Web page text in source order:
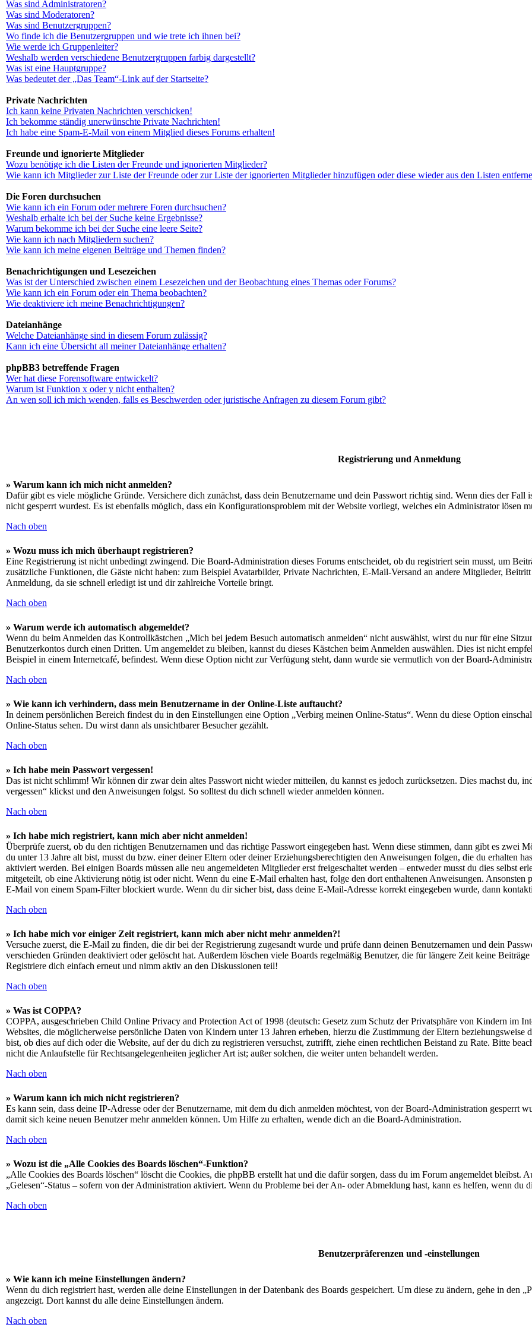
Was sind Administratoren?
Was sind Moderatoren?
Was sind Benutzergruppen?
Wo finde ich die Benutzergruppen und wie trete ich ihnen bei?
Wie werde ich Gruppenleiter?
Weshalb werden verschiedene Benutzergruppen farbig dargestellt?
Was ist eine Hauptgruppe?
Was bedeutet der „Das Team“-Link auf der Startseite?
Private Nachrichten
Ich kann keine Privaten Nachrichten verschicken!
Ich bekomme ständig unerwünschte Private Nachrichten!
Ich habe eine Spam-E-Mail von einem Mitglied dieses Forums erhalten!
Freunde und ignorierte Mitglieder
Wozu benötige ich die Listen der Freunde und ignorierten Mitglieder?
Wie kann ich Mitglieder zur Liste der Freunde oder zur Liste der ignorierten Mitglieder hinzufügen oder diese wieder aus den Listen
Die Foren durchsuchen
Wie kann ich ein Forum oder mehrere Foren durchsuchen?
Weshalb erhalte ich bei der Suche keine Ergebnisse?
Warum bekomme ich bei der Suche eine leere Seite?
Wie kann ich nach Mitgliedern suchen?
Wie kann ich meine eigenen Beiträge und Themen finden?
Benachrichtigungen und Lesezeichen
Was ist der Unterschied zwischen einem Lesezeichen und der Beobachtung eines Themas oder Forums?
Wie kann ich ein Forum oder ein Thema beobachten?
Wie deaktiviere ich meine Benachrichtigungen?
Dateianhänge
Welche Dateianhänge sind in diesem Forum zulässig?
Kann ich eine Übersicht all meiner Dateianhänge erhalten?
phpBB3 betreffende Fragen
Wer hat diese Forensoftware entwickelt?
Warum ist Funktion x oder y nicht enthalten?
An wen soll ich mich wenden, falls es Beschwerden oder juristische Anfragen zu diesem Forum gibt?
Registrierung und Anmeldung
» Warum kann ich mich nicht anmelden?
Dafür gibt es viele mögliche Gründe. Versichere dich zunächst, dass dein Benutzername und dein Passwort richtig sind. Wenn dies der
nicht gesperrt wurdest. Es ist ebenfalls möglich, dass ein Konfigurationsproblem mit der Website vorliegt, welches ein Administrator lösen
Nach oben
» Wozu muss ich mich überhaupt registrieren?
Eine Registrierung ist nicht unbedingt zwingend. Die Board-Administration dieses Forums entscheidet, ob du registriert sein musst, um
zusätzliche Funktionen, die Gäste nicht haben: zum Beispiel Avatarbilder, Private Nachrichten, E-Mail-Versand an andere Mitglieder,
Anmeldung, da sie schnell erledigt ist und dir zahlreiche Vorteile bringt.
Nach oben
» Warum werde ich automatisch abgemeldet?
Wenn du beim Anmelden das Kontrollkästchen „Mich bei jedem Besuch automatisch anmelden“ nicht auswählst, wirst du nur für eine
Benutzerkontos durch einen Dritten. Um angemeldet zu bleiben, kannst du dieses Kästchen beim Anmelden auswählen. Dies ist nicht
Beispiel in einem Internetcafé, befindest. Wenn diese Option nicht zur Verfügung steht, dann wurde sie vermutlich von der Board-
Nach oben
» Wie kann ich verhindern, dass mein Benutzername in der Online-Liste auftaucht?
In deinem persönlichen Bereich findest du in den Einstellungen eine Option „Verbirg meinen Online-Status“. Wenn du diese Option
Online-Status sehen. Du wirst dann als unsichtbarer Besucher gezählt.
Nach oben
» Ich habe mein Passwort vergessen!
Das ist nicht schlimm! Wir können dir zwar dein altes Passwort nicht wieder mitteilen, du kannst es jedoch zurücksetzen. Dies machst du,
vergessen“ klickst und den Anweisungen folgst. So solltest du dich schnell wieder anmelden können.
Nach oben
» Ich habe mich registriert, kann mich aber nicht anmelden!
Überprüfe zuerst, ob du den richtigen Benutzernamen und das richtige Passwort eingegeben hast. Wenn diese stimmen, dann gibt es zwei
du unter 13 Jahre alt bist, musst du bzw. einer deiner Eltern oder deiner Erziehungsberechtigten den Anweisungen folgen, die du erhalten
aktiviert werden. Bei einigen Boards müssen alle neu angemeldeten Mitglieder erst freigeschaltet werden – entweder musst du dies selbst
mitgeteilt, ob eine Aktivierung nötig ist oder nicht. Wenn du eine E-Mail erhalten hast, folge den dort enthaltenen Anweisungen.
E-Mail von einem Spam-Filter blockiert wurde. Wenn du dir sicher bist, dass deine E-Mail-Adresse korrekt eingegeben wurde, dann
Nach oben
» Ich habe mich vor einiger Zeit registriert, kann mich aber nicht mehr anmelden?!
Versuche zuerst, die E-Mail zu finden, die dir bei der Registrierung zugesandt wurde und prüfe dann deinen Benutzernamen und dein
verschieden Gründen deaktiviert oder gelöscht hat. Außerdem löschen viele Boards regelmäßig Benutzer, die für längere Zeit keine
Registriere dich einfach erneut und nimm aktiv an den Diskussionen teil!
Nach oben
» Was ist COPPA?
COPPA, ausgeschrieben Child Online Privacy and Protection Act of 1998 (deutsch: Gesetz zum Schutz der Privatsphäre von Kindern im
Websites, die möglicherweise persönliche Daten von Kindern unter 13 Jahren erheben, hierzu die Zustimmung der Eltern beziehungsweise
bist, ob dies auf dich oder die Website, auf der du dich zu registrieren versuchst, zutrifft, ziehe einen rechtlichen Beistand zu Rate. Bitte
nicht die Anlaufstelle für Rechtsangelegenheiten jeglicher Art ist; außer solchen, die weiter unten behandelt werden.
Nach oben
» Warum kann ich mich nicht registrieren?
Es kann sein, dass deine IP-Adresse oder der Benutzername, mit dem du dich anmelden möchtest, von der Board-Administration gesperrt
damit sich keine neuen Benutzer mehr anmelden können. Um Hilfe zu erhalten, wende dich an die Board-Administration.
Nach oben
» Wozu ist die „Alle Cookies des Boards löschen“-Funktion?
„Alle Cookies des Boards löschen“ löscht die Cookies, die phpBB erstellt hat und die dafür sorgen, dass du im Forum angemeldet bleibst.
„Gelesen“-Status – sofern von der Administration aktiviert. Wenn du Probleme bei der An- oder Abmeldung hast, kann es helfen, wenn du
Nach oben
Benutzerpräferenzen und -einstellungen
» Wie kann ich meine Einstellungen ändern?
Wenn du dich registriert hast, werden alle deine Einstellungen in der Datenbank des Boards gespeichert. Um diese zu ändern, gehe in den
angezeigt. Dort kannst du alle deine Einstellungen ändern.
Nach oben